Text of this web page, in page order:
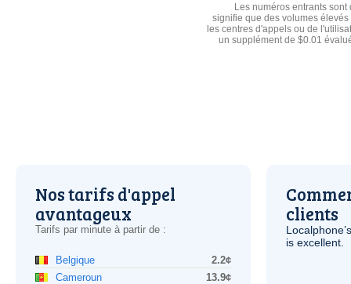
Les numéros entrants
signifie que des volumes
les centres d'appels ou de
un supplément de $0.01
Nos tarifs d'appel
avantageux
Tarifs par minute à partir de :
Belgique
2.2¢
Cameroun
13.9¢
clients
is excellent.